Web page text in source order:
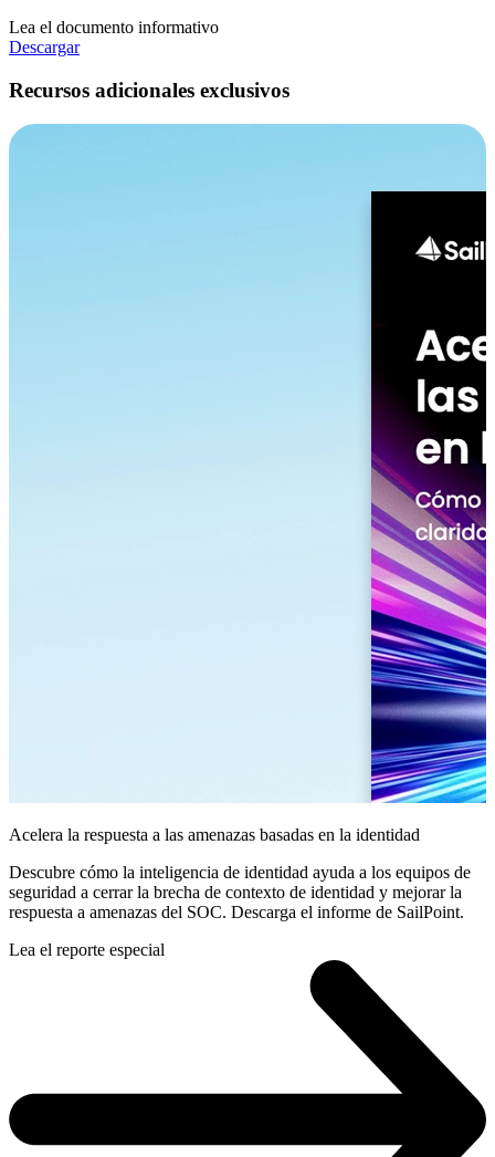
Lea el documento informativo
Descargar
Recursos adicionales exclusivos
Acelera la respuesta a las amenazas basadas en la identidad
Descubre cómo la inteligencia de identidad ayuda a los equipos de
seguridad a cerrar la brecha de contexto de identidad y mejorar la
respuesta a amenazas del SOC. Descarga el informe de SailPoint.
Lea el reporte especial